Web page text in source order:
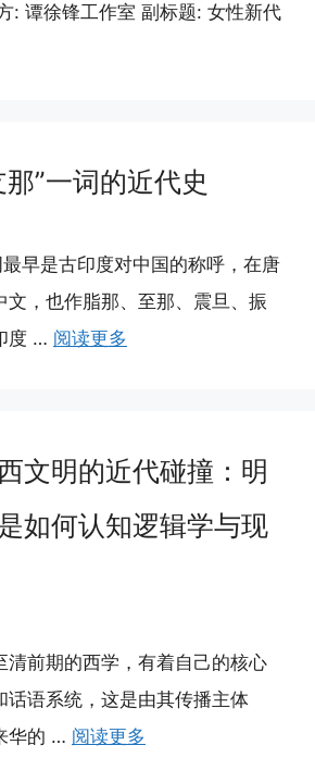
: 谭徐锋工作室 副标题: 女性新代
”一词的近代史
最早是古印度对中国的称呼，在唐
文，也作脂那、至那、震旦、振
度 … 阅读更多
文明的近代碰撞：明
如何认知逻辑学与现
清前期的西学，有着自己的核心
话语系统，这是由其传播主体
华的 … 阅读更多